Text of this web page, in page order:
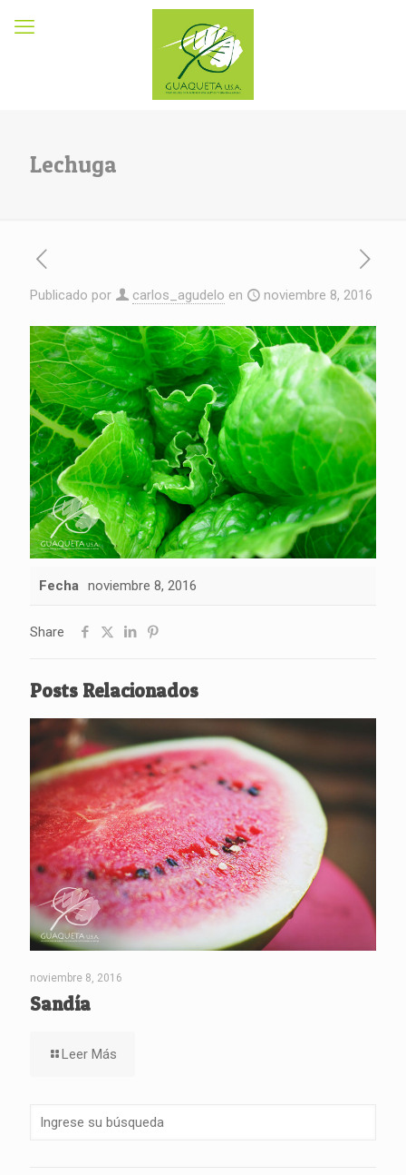
Lechuga
Publicado por carlos_agudelo en noviembre 8, 2016
Fecha noviembre 8, 2016
Share
Posts Relacionados
noviembre 8, 2016
Sandía
Leer Más